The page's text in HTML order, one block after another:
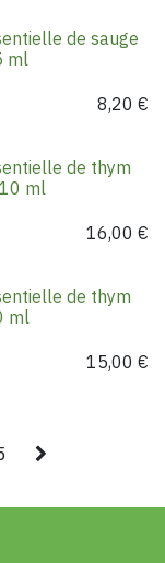
de sauge
ml
8,20 €
de thym
ml
16,00 €
de thym
ml
15,00 €